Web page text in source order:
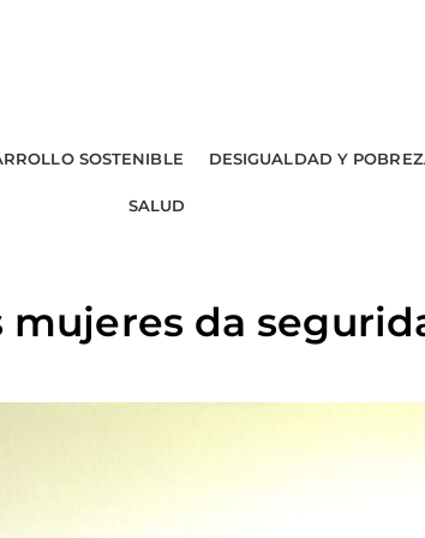
SOSTENIBLE DESIGUALDAD Y
SALUD
mujeres da